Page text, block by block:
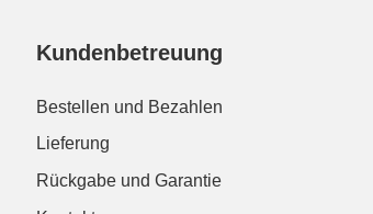
Kundenbetreuung
Bestellen und Bezahlen
Lieferung
Rückgabe und Garantie